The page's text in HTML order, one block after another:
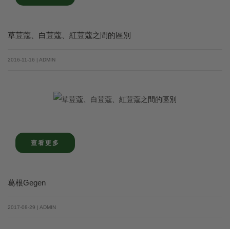
草荳蔻、白荳蔻、紅荳蔻之間的區別
2016-11-16 | ADMIN
查看更多
葛根Gegen
2017-08-29 | ADMIN